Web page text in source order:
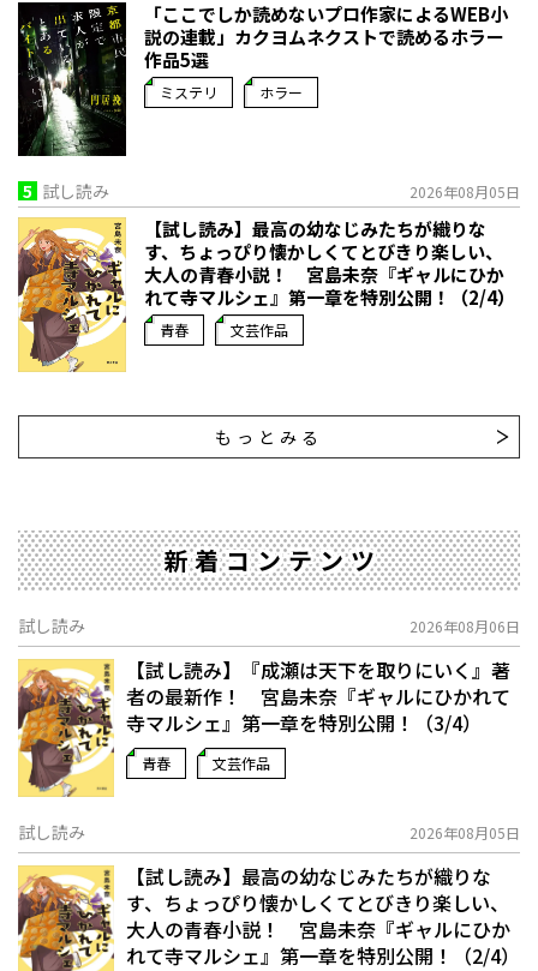
「ここでしか読めないプロ作家によるWEB小
説の連載」――カクヨムネクストで読めるホラー
作品5選
ミステリ ホラー
5 試し読み 2026年08月05日
【試し読み】最高の幼なじみたちが織りな
す、ちょっぴり懐かしくてとびきり楽しい、
大人の青春小説！ 宮島未奈『ギャルにひか
れて寺マルシェ』第一章を特別公開！（2/4）
青春 文芸作品
もっとみる
新着コンテンツ
試し読み 2026年08月06日
【試し読み】『成瀬は天下を取りにいく』著
者の最新作！ 宮島未奈『ギャルにひかれて
寺マルシェ』第一章を特別公開！（3/4）
青春 文芸作品
試し読み 2026年08月05日
【試し読み】最高の幼なじみたちが織りな
す、ちょっぴり懐かしくてとびきり楽しい、
大人の青春小説！ 宮島未奈『ギャルにひか
れて寺マルシェ』第一章を特別公開！（2/4）